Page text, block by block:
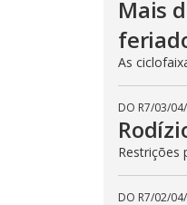
Mais
As
DO R7/03/
Restrições
DO R7/02/